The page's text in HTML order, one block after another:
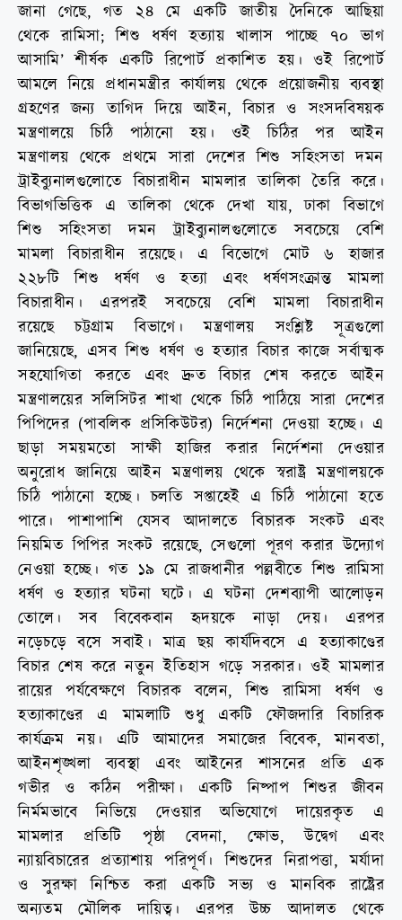
জানা গেছে, গত ২৪ মে একটি জাতীয় দৈনিকে আছিয়া
থেকে রামিসা; শিশু ধর্ষণ হত্যায় খালাস পাচ্ছে ৭০ ভাগ
আসামি’ শীর্ষক একটি রিপোর্ট প্রকাশিত হয়। ওই রিপোর্ট
আমলে নিয়ে প্রধানমন্ত্রীর কার্যালয় থেকে প্রয়োজনীয় ব্যবস্থা
গ্রহণের জন্য তাগিদ দিয়ে আইন, বিচার ও সংসদবিষয়ক
মন্ত্রণালয়ে চিঠি পাঠানো হয়। ওই চিঠির পর আইন
মন্ত্রণালয় থেকে প্রথমে সারা দেশের শিশু সহিংসতা দমন
ট্রাইব্যুনালগুলোতে বিচারাধীন মামলার তালিকা তৈরি করে।
বিভাগভিত্তিক এ তালিকা থেকে দেখা যায়, ঢাকা বিভাগে
শিশু সহিংসতা দমন ট্রাইব্যুনালগুলোতে সবচেয়ে বেশি
মামলা বিচারাধীন রয়েছে। এ বিভোগে মোট ৬ হাজার
২২৮টি শিশু ধর্ষণ ও হত্যা এবং ধর্ষণসংক্রান্ত মামলা
বিচারাধীন। এরপরই সবচেয়ে বেশি মামলা বিচারাধীন
রয়েছে চট্টগ্রাম বিভাগে। মন্ত্রণালয় সংশ্লিষ্ট সূত্রগুলো
জানিয়েছে, এসব শিশু ধর্ষণ ও হত্যার বিচার কাজে সর্বাত্মক
সহযোগিতা করতে এবং দ্রুত বিচার শেষ করতে আইন
মন্ত্রণালয়ের সলিসিটর শাখা থেকে চিঠি পাঠিয়ে সারা দেশের
পিপিদের (পাবলিক প্রসিকিউটর) নির্দেশনা দেওয়া হচ্ছে। এ
ছাড়া সময়মতো সাক্ষী হাজির করার নির্দেশনা দেওয়ার
অনুরোধ জানিয়ে আইন মন্ত্রণালয় থেকে স্বরাষ্ট্র মন্ত্রণালয়কে
চিঠি পাঠানো হচ্ছে। চলতি সপ্তাহেই এ চিঠি পাঠানো হতে
পারে। পাশাপাশি যেসব আদালতে বিচারক সংকট এবং
নিয়মিত পিপির সংকট রয়েছে, সেগুলো পূরণ করার উদ্যোগ
নেওয়া হচ্ছে। গত ১৯ মে রাজধানীর পল্লবীতে শিশু রামিসা
ধর্ষণ ও হত্যার ঘটনা ঘটে। এ ঘটনা দেশব্যাপী আলোড়ন
তোলে। সব বিবেকবান হৃদয়কে নাড়া দেয়। এরপর
নড়েচড়ে বসে সবাই। মাত্র ছয় কার্যদিবসে এ হত্যাকাণ্ডের
বিচার শেষ করে নতুন ইতিহাস গড়ে সরকার। ওই মামলার
রায়ের পর্যবেক্ষণে বিচারক বলেন, শিশু রামিসা ধর্ষণ ও
হত্যাকাণ্ডের এ মামলাটি শুধু একটি ফৌজদারি বিচারিক
কার্যক্রম নয়। এটি আমাদের সমাজের বিবেক, মানবতা,
আইনশৃঙ্খলা ব্যবস্থা এবং আইনের শাসনের প্রতি এক
গভীর ও কঠিন পরীক্ষা। একটি নিষ্পাপ শিশুর জীবন
নির্মমভাবে নিভিয়ে দেওয়ার অভিযোগে দায়েরকৃত এ
মামলার প্রতিটি পৃষ্ঠা বেদনা, ক্ষোভ, উদ্বেগ এবং
ন্যায়বিচারের প্রত্যাশায় পরিপূর্ণ। শিশুদের নিরাপত্তা, মর্যাদা
ও সুরক্ষা নিশ্চিত করা একটি সভ্য ও মানবিক রাষ্ট্রের
অন্যতম মৌলিক দায়িত্ব। এরপর উচ্চ আদালত থেকে